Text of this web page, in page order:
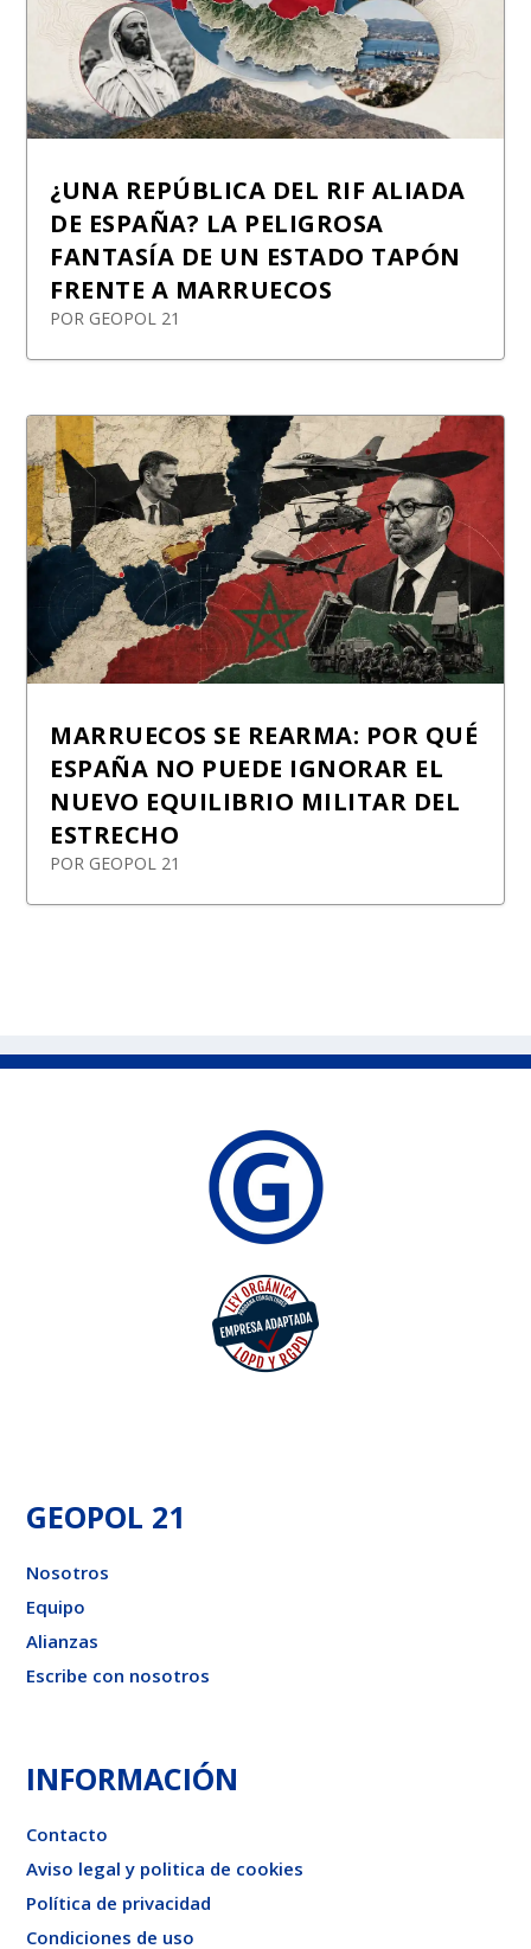
¿UNA REPÚBLICA DEL RIF ALIADA
DE ESPAÑA? LA PELIGROSA
FANTASÍA DE UN ESTADO TAPÓN
FRENTE A MARRUECOS
POR GEOPOL 21
MARRUECOS SE REARMA: POR QUÉ
ESPAÑA NO PUEDE IGNORAR EL
NUEVO EQUILIBRIO MILITAR DEL
ESTRECHO
POR GEOPOL 21
GEOPOL 21
Nosotros
Equipo
Alianzas
Escribe con nosotros
INFORMACIÓN
Contacto
Aviso legal y politica de cookies
Política de privacidad
Condiciones de uso